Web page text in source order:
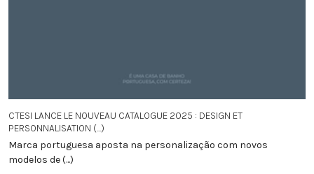
CTESI LANCE LE NOUVEAU CATALOGUE 2025 : DESIGN ET
PERSONNALISATION (...)
Marca portuguesa aposta na personalização com novos
modelos de (...)